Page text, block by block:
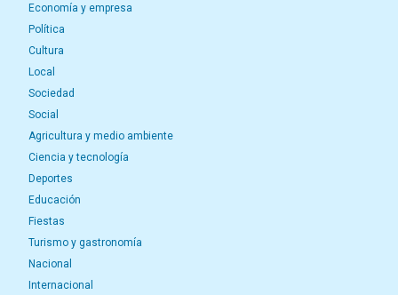
Economía y empresa
Política
Cultura
Local
Sociedad
Social
Agricultura y medio ambiente
Ciencia y tecnología
Deportes
Educación
Fiestas
Turismo y gastronomía
Nacional
Internacional